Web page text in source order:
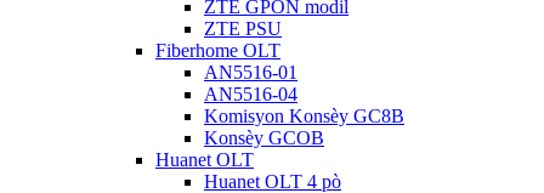
ZTE GPON modil
ZTE PSU
Fiberhome OLT
AN5516-01
AN5516-04
Komisyon Konsèy GC8B
Konsèy GCOB
Huanet OLT
Huanet OLT 4 pò